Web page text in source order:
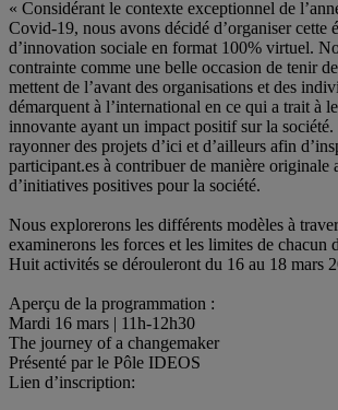
« Considérant le contexte exceptionnel de
Covid-19, nous avons décidé d’organiser cette
d’innovation sociale en format 100% virtuel.
contrainte comme une belle occasion de tenir
mettent de l’avant des organisations et des
démarquent à l’international en ce qui a trait à
innovante ayant un impact positif sur la
rayonner des projets d’ici et d’ailleurs afin
participant.es à contribuer de manière originale
d’initiatives positives pour la société.
Nous explorerons les différents modèles à
examinerons les forces et les limites de chacun
Huit activités se dérouleront du 16 au 18 mars
Aperçu de la programmation :
Mardi 16 mars | 11h-12h30
The journey of a changemaker
Présenté par le Pôle IDEOS
Lien d’inscription: